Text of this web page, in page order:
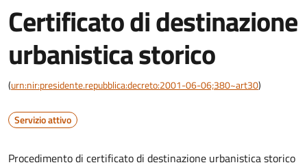
Certificato di destinazione
urbanistica storico
(urn:nir:presidente.repubblica:decreto:2001-06-06;380~art30)
Servizio attivo
Procedimento di certificato di destinazione urbanistica storico